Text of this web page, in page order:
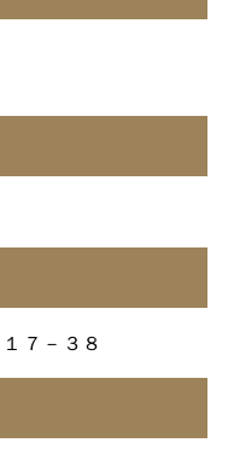
７－３８